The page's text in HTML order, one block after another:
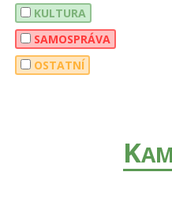
KULTURA
SAMOSPRÁVA
OSTATNÍ
K